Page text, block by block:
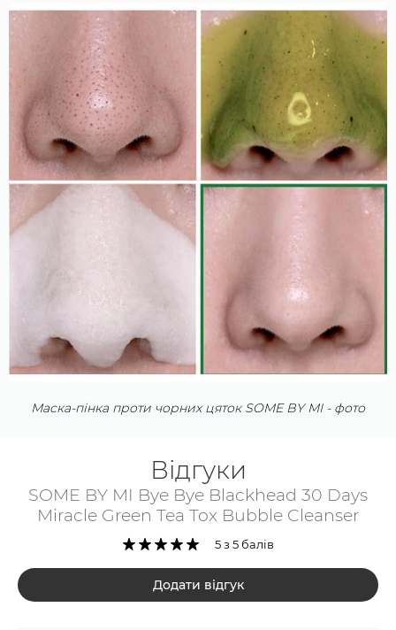
зміцнюючий та тонізуючий вплив.
Маска-пінка проти чорних цяток SOME BY MI - фото
Відгуки
SOME BY MI Bye Bye Blackhead 30 Days
Miracle Green Tea Tox Bubble Cleanser
5 з 5 балів
Додати відгук